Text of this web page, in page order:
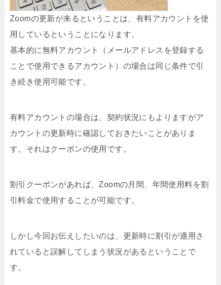
Zoomの更新が来るということは、有料アカウントを使
用しているということになります。
基本的に無料アカウント（メールアドレスを登録する
ことで使用できるアカウント）の場合は同じ条件で引
き続き使用可能です。
有料アカウントの場合は、契約状況にもよりますがア
カウントの更新時に確認しておきたいことがありま
す。それはクーポンの使用です。
割引クーポンがあれば、Zoomの月間、年間使用料を割
引料金で使用することが可能です。
しかし今回お伝えしたいのは、更新時に割引が適用さ
れていると誤解してしまう状況があるということで
す。